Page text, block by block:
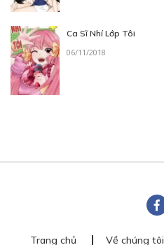
Ca Sĩ Nhí Lớp Tôi
06/11/2018
Trang chủ Về chúng tôi